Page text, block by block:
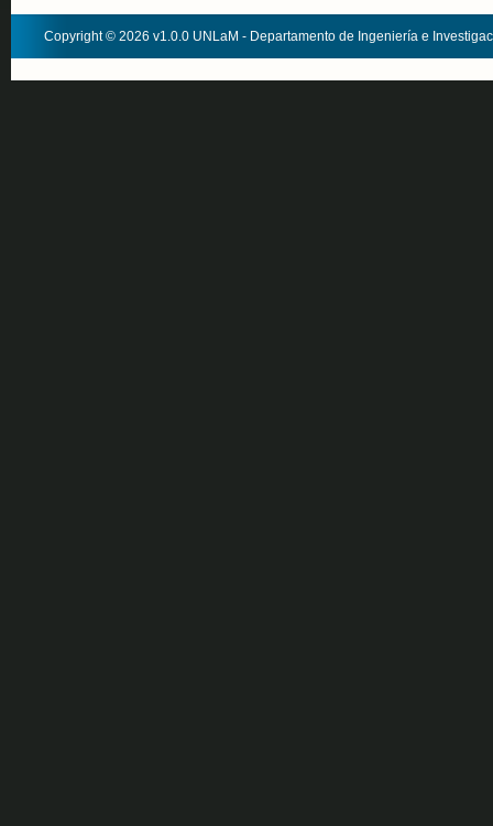
Copyright © 2026 v1.0.0 UNLaM - Departamento de Ingeniería e